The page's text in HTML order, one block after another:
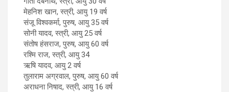
मेहनिश खान, स्त्री, आयु 19 वर्ष
संजू विश्वकर्मा, पुरुष, आयु 35 वर्ष
सोनी यादव, स्त्री, आयु 25 वर्ष
संतोष हंसराज, पुरुष, आयु 60 वर्ष
रश्मि राज, स्त्री, आयु 34
ऋषि यादव, आयु 2 वर्ष
तुलाराम अग्रवाल, पुरुष, आयु 60 वर्ष
अराधना निषाद, स्त्री, आयु 16 वर्ष